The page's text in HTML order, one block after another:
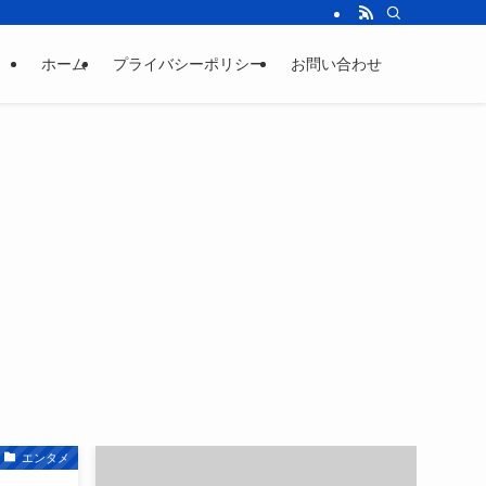
ホーム プライバシーポリシー お問い合わせ